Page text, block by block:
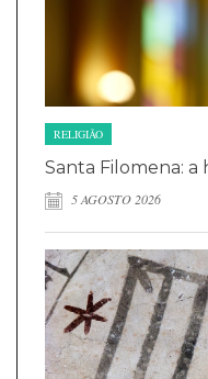
RELIGIÃO
Santa Filomena:
5 AGOSTO 2026